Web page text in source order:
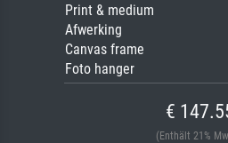
Print & medium
Afwerking
Canvas frame
Foto hanger
€
(Enthält 21%